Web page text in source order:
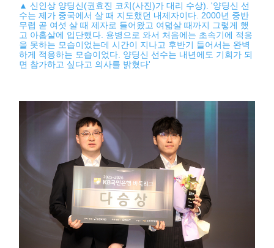
▲ 신인상 양딩신(권효진 코치(사진)가 대리 수상). '양딩신 선
수는 제가 중국에서 살 때 지도했던 내제자이다. 2000년 중반
무렵 곧 여섯 살 때 제자로 들어왔고 여덟살 때까지 그렇게 했
고 아홉살에 입단했다. 용병으로 와서 처음에는 초속기에 적응
을 못하는 모습이었는데 시간이 지나고 후반기 들어서는 완벽
하게 적응하는 모습이었다. 양딩신 선수는 내년에도 기회가 되
면 참가하고 싶다고 의사를 밝혔다'